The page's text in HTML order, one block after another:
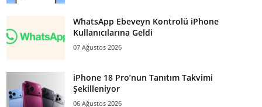
WhatsApp Ebeveyn Kontrolü iPhone
Kullanıcılarına Geldi
07 Ağustos 2026
iPhone 18 Pro’nun Tanıtım Takvimi
Şekilleniyor
06 Ağustos 2026